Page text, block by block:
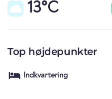
13°C
Top højdepunkter
Indkvartering